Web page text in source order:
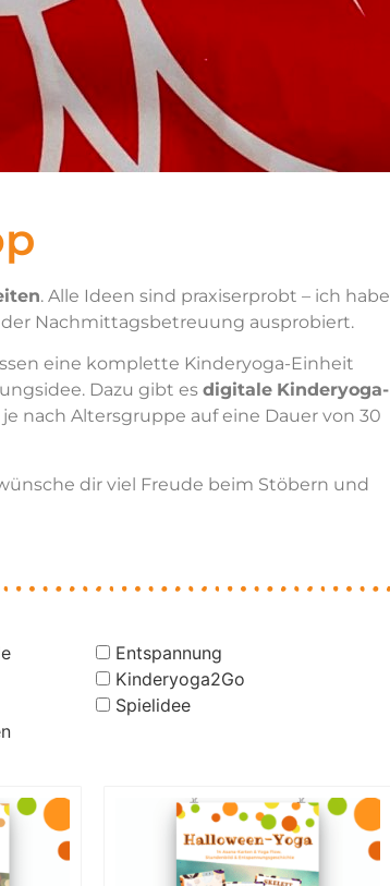
. Alle Ideen sind praxiserprobt – ich habe
Nachmittagsbetreuung ausprobiert.
eine komplette Kinderyoga-Einheit
Dazu gibt es digitale Kinderyoga-
nach Altersgruppe auf eine Dauer von 30
dir viel Freude beim Stöbern und
Entspannung
Kinderyoga2Go
Spielidee